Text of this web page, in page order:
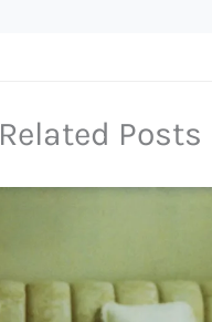
Related Posts